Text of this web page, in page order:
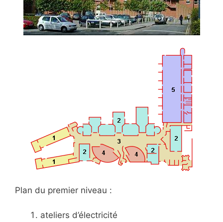
Plan du premier niveau :
ateliers d’électricité